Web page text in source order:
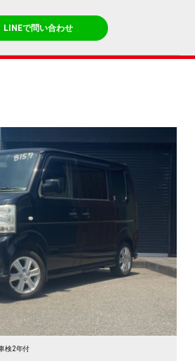
LINEで問い合わせ
検2年付